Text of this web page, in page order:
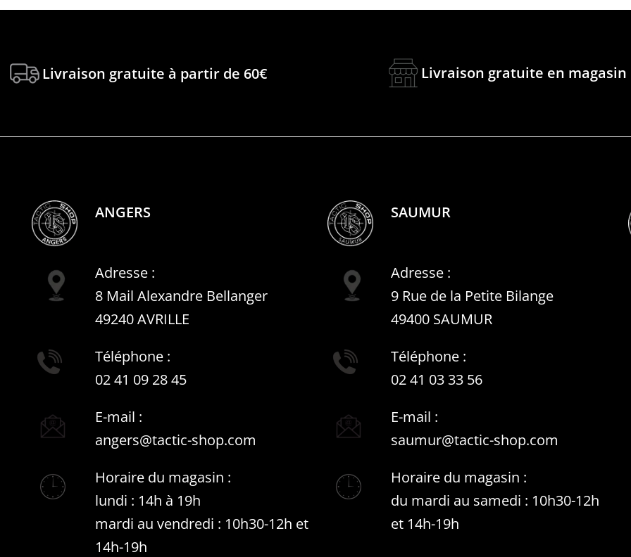
Livraison gratuite à partir de 60€ Livraison gratuite en magasin
ANGERS SAUMUR
Adresse :
8 Mail Alexandre Bellanger
49240 AVRILLE
Adresse :
9 Rue de la Petite Bilange
49400 SAUMUR
Téléphone :
02 41 09 28 45
Téléphone :
02 41 03 33 56
E-mail :
angers@tactic-shop.com
E-mail :
saumur@tactic-shop.com
Horaire du magasin :
lundi : 14h à 19h
mardi au vendredi : 10h30-12h et
14h-19h
Horaire du magasin :
du mardi au samedi : 10h30-12h
et 14h-19h